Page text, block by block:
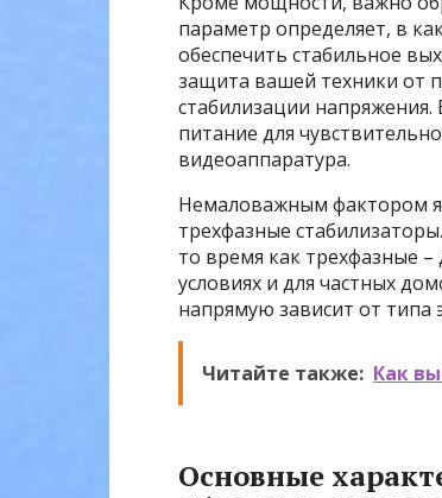
параметр определяет, в
обеспечить стабильное
защита вашей техники от
стабилизации напряжения.
питание для
видеоаппаратура.
Немаловажным фактором
трехфазные
то время как трехфазные
условиях и для частных
напрямую зависит от типа
Читайте также: Как
Основные